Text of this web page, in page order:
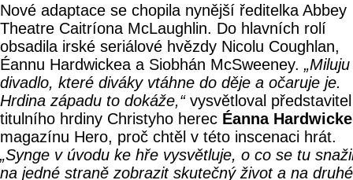
Nové adaptace se chopila nynější ředitelka Abbey
Theatre Caitríona McLaughlin. Do hlavních rolí
obsadila irské seriálové hvězdy Nicolu Coughlan,
Éannu Hardwickea a Siobhán McSweeney. „Miluju
divadlo, které diváky vtáhne do děje a očaruje je.
Hrdina západu to dokáže,“vysvětloval představitel
titulního hrdiny Christyho herec Éanna Hardwicke
magazínu Hero, proč chtěl v této inscenaci hrát.
„Synge v úvodu ke hře vysvětluje, o co se tu
na jedné straně zobrazit skutečný život a na druhé